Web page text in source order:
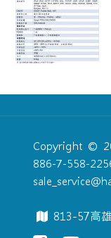
Copyright ©
886-7-558-
813-57高